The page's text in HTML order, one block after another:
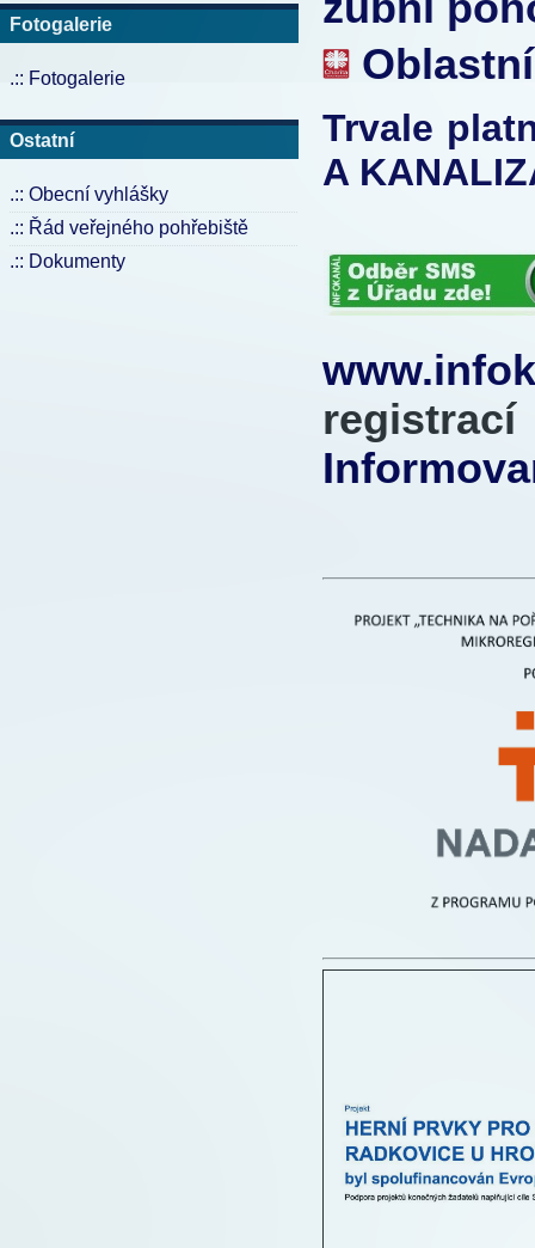
Fotogalerie
.:: Fotogalerie
Ostatní
.:: Obecní vyhlášky
.:: Řád veřejného pohřebiště
.:: Dokumenty
Trvale
A